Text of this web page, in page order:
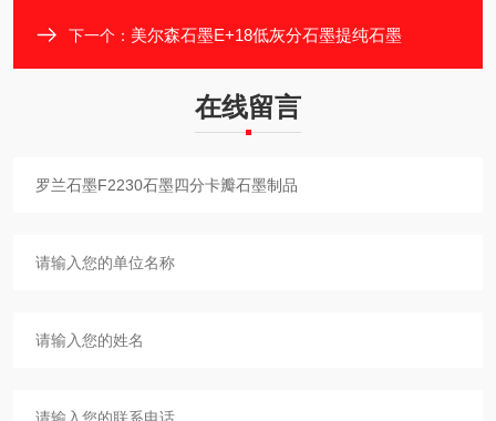
下一个： 美尔森石墨E+18低灰分石墨提纯石墨
在线留言